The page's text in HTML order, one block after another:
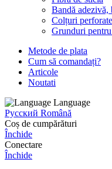
Bandă
Colțuri
Grunduri
Metode de plata
Cum să comandați?
Articole
Noutati
Language
Русский Română
Coș de cumpărături
Închide
Conectare
Închide